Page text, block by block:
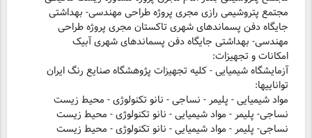
مجتمع پتروشیمی رازی مجری پروژه طراحی مهندسی- بهداشتی
جایگاه دفن پسماندهای شهری تاکستان مجری پروژه طراحی
مهندسی- بهداشتی جایگاه دفن پسماندهای شهری آبیک
امکانات و تجهیزات:
آزمایشگاه شیمیایی - کلیه تجهیزات پژوهشگاه صنایع رنگ ایران
تواناییها:
مواد شیمیایی - پلیمر - نساجی - نانو تکنولوژی - محیط زیست
نساجی- پلیمر - مواد شیمیایی - نانو تکنولوژی - محیط زیست
نساجی- پلیمر - مواد شیمیایی - نانو تکنولوژی - محیط زیست